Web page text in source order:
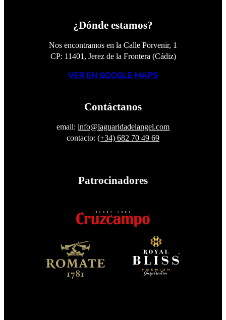
¿Dónde estamos?
Nos encontramos en la Calle Porvenir, 1
CP: 11401, Jerez de la Frontera (Cádiz)
VER EN GOOGLE MAPS
Contáctanos
email: info@laguaridadelangel.com
contacto: (+34) 682 70 49 69
Patrocinadores